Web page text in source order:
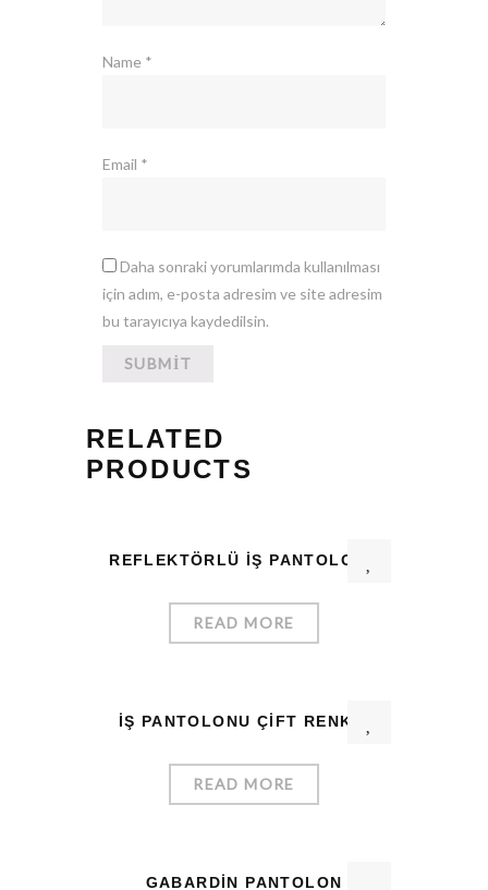
Name *
Email *
Daha sonraki yorumlarımda kullanılması
için adım, e-posta adresim ve site adresim
bu tarayıcıya kaydedilsin.
RELATED
PRODUCTS
REFLEKTÖRLÜ İŞ PANTOLONU
READ MORE
İŞ PANTOLONU ÇIFT RENKLI
READ MORE
GABARDIN PANTOLON